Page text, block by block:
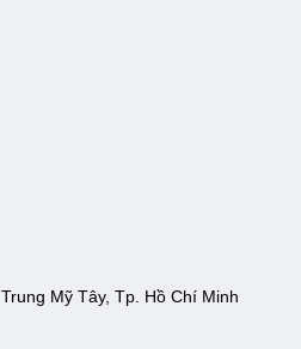
Mỹ Tây, Tp. Hồ Chí Minh